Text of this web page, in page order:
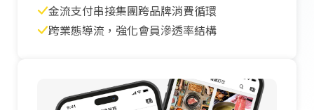
金流支付串接集團跨品牌消費循環
跨業態導流，強化會員滲透率結構